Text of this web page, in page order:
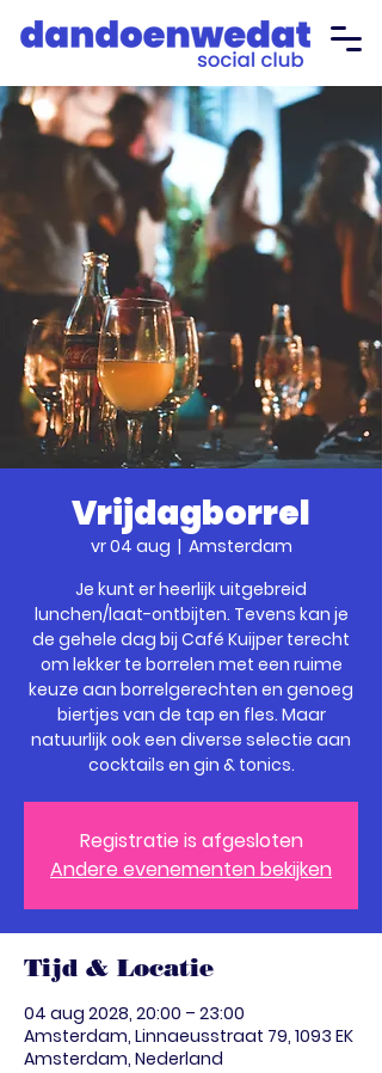
Vrijdagborrel
vr 04 aug
  |
Amsterdam
Je kunt er heerlijk uitgebreid
lunchen/laat-ontbijten. Tevens kan je
de gehele dag bij Café Kuijper terecht
om lekker te borrelen met een ruime
keuze aan borrelgerechten en genoeg
biertjes van de tap en fles. Maar
natuurlijk ook een diverse selectie aan
cocktails en gin & tonics.
Registratie is afgesloten
Andere evenementen bekijken
Tijd & Locatie
04 aug 2028, 20:00 – 23:00
Amsterdam, Linnaeusstraat 79, 1093 EK
Amsterdam, Nederland